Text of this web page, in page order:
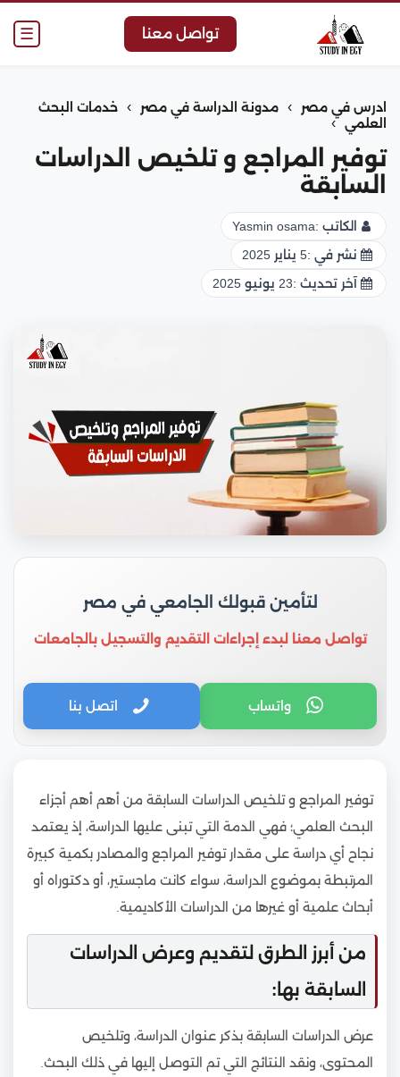
☰ تواصل معنا
ادرس في مصر › مدونة الدراسة في مصر ›
خدمات البحث
العلمي
›
توفير المراجع و تلخيص الدراسات
السابقة
الكاتب :Yasmin osama
نشر في :5 يناير 2025
آخر تحديث :23 يونيو 2025
لتأمين قبولك الجامعي في مصر
تواصل معنا لبدء إجراءات التقديم والتسجيل بالجامعات
واتساب اتصل بنا
توفير المراجع و تلخيص الدراسات السابقة من أهم أهم أجزاء
البحث العلمي؛ فهي الدمة التي تبنى عليها الدراسة، إذ يعتمد
نجاح أي دراسة على مقدار توفير المراجع والمصادر بكمية كبيرة
المرتبطة بموضوع الدراسة، سواء كانت ماجستير، أو دكتوراه أو
أبحاث علمية أو غيرها من الدراسات الأكاديمية.
من أبرز الطرق لتقديم وعرض الدراسات
السابقة بها:
عرض الدراسات السابقة بذكر عنوان الدراسة، وتلخيص
المحتوى، ونقد النتائج التي تم التوصل إليها في ذلك البحث.